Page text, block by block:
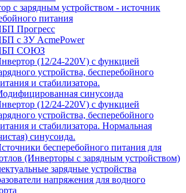
с зарядным устройством - источник
питания
Прогресс
с ЗУ AcmePower
СОЮЗ
(12/24-220V) с функцией
устройства, бесперебойного
и стабилизатора.
синусоида
(12/24-220V) с функцией
устройства, бесперебойного
и стабилизатора. Нормальная
синусоида.
бесперебойного питания для
(Инверторы с зарядным устройством)
зарядные устройства
напряжения для водного